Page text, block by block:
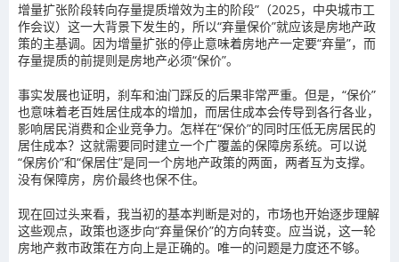
增量扩张阶段转向存量提质增效为主的阶段”（2025，中央城市工
作会议）这一大背景下发生的，所以“弃量保价”就应该是房地产政
策的主基调。因为增量扩张的停止意味着房地产一定要“弃量”，而
存量提质的前提则是房地产必须“保价”。
事实发展也证明，刹车和油门踩反的后果非常严重。但是，“保价”
也意味着老百姓居住成本的增加，而居住成本会传导到各行各业，
影响居民消费和企业竞争力。怎样在“保价”的同时压低无房居民的
居住成本？这就需要同时建立一个广覆盖的保障房系统。可以说
“保房价”和“保居住”是同一个房地产政策的两面，两者互为支撑。
没有保障房，房价最终也保不住。
现在回过头来看，我当初的基本判断是对的，市场也开始逐步理解
这些观点，政策也逐步向“弃量保价”的方向转变。应当说，这一轮
房地产救市政策在方向上是正确的。唯一的问题是力度还不够。